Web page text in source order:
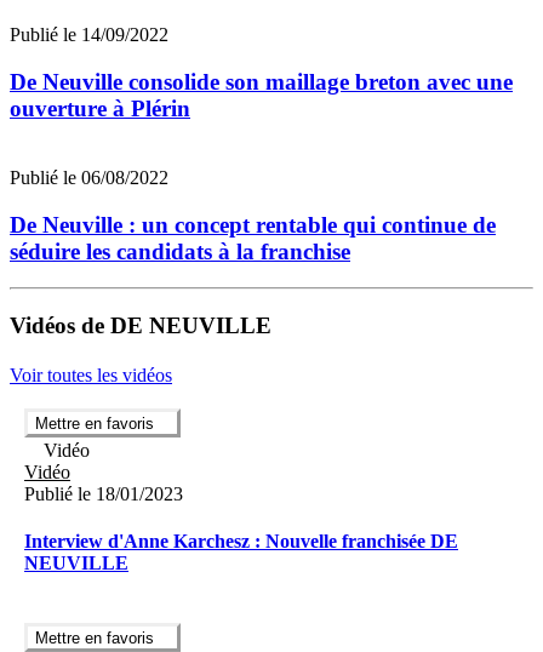
Publié le 14/09/2022
De Neuville consolide son maillage breton avec une
ouverture à Plérin
Publié le 06/08/2022
De Neuville : un concept rentable qui continue de
séduire les candidats à la franchise
Vidéos de DE NEUVILLE
Voir toutes les vidéos
Mettre en favoris
Vidéo
Vidéo
Publié le 18/01/2023
Interview d'Anne Karchesz : Nouvelle franchisée DE
NEUVILLE
Mettre en favoris